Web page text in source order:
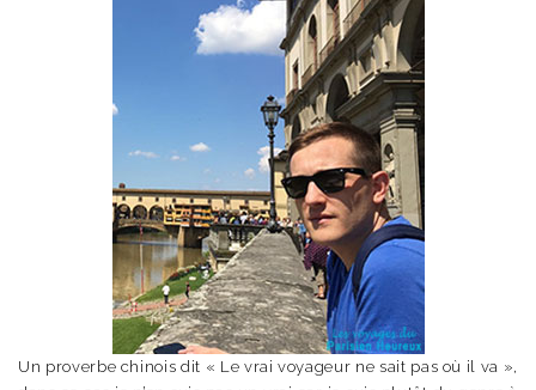
Un proverbe chinois dit « Le vrai voyageur ne sait pas où il va »,